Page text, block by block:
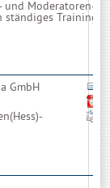
und Moderatoren-
ständiges Training
GmbH